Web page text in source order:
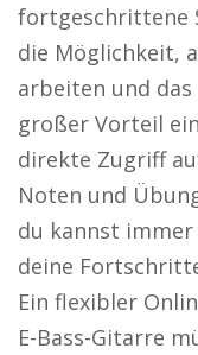
fortgeschrittene
die Möglichkeit,
arbeiten und
großer Vorteil
direkte Zugriff
Noten und
du kannst
deine
Ein flexibler
E-Bass-Gitarre